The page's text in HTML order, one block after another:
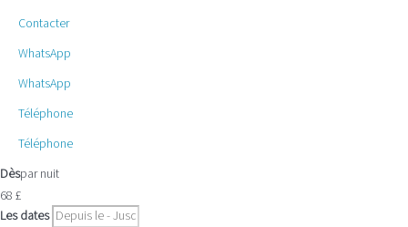
Contacter
WhatsApp
WhatsApp
Téléphone
Téléphone
Dèspar nuit
68 £
Les dates